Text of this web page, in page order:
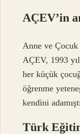
AÇEV’in
Anne ve
AÇEV, 1993
her küçük
öğrenme
kendini
Türk